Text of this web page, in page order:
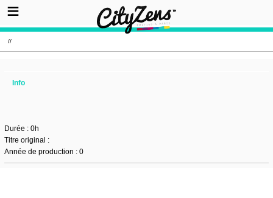
//
Info
Durée : 0h
Titre original :
Année de production : 0